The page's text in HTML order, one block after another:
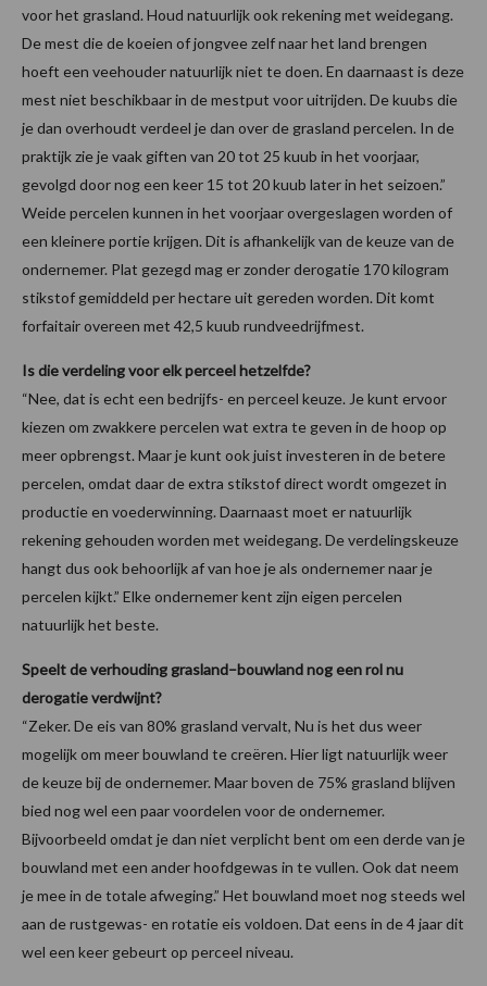
voor het grasland. Houd natuurlijk ook rekening met weidegang.
De mest die de koeien of jongvee zelf naar het land brengen
hoeft een veehouder natuurlijk niet te doen. En daarnaast is deze
mest niet beschikbaar in de mestput voor uitrijden. De kuubs die
je dan overhoudt verdeel je dan over de grasland percelen. In de
praktijk zie je vaak giften van 20 tot 25 kuub in het voorjaar,
gevolgd door nog een keer 15 tot 20 kuub later in het seizoen.”
Weide percelen kunnen in het voorjaar overgeslagen worden of
een kleinere portie krijgen. Dit is afhankelijk van de keuze van de
ondernemer. Plat gezegd mag er zonder derogatie 170 kilogram
stikstof gemiddeld per hectare uit gereden worden. Dit komt
forfaitair overeen met 42,5 kuub rundveedrijfmest.
Is die verdeling voor elk perceel hetzelfde?
“Nee, dat is echt een bedrijfs- en perceel keuze. Je kunt ervoor
kiezen om zwakkere percelen wat extra te geven in de hoop op
meer opbrengst. Maar je kunt ook juist investeren in de betere
percelen, omdat daar de extra stikstof direct wordt omgezet in
productie en voederwinning. Daarnaast moet er natuurlijk
rekening gehouden worden met weidegang. De verdelingskeuze
hangt dus ook behoorlijk af van hoe je als ondernemer naar je
percelen kijkt.” Elke ondernemer kent zijn eigen percelen
natuurlijk het beste.
Speelt de verhouding grasland–bouwland nog een rol nu
derogatie verdwijnt?
“Zeker. De eis van 80% grasland vervalt, Nu is het dus weer
mogelijk om meer bouwland te creëren. Hier ligt natuurlijk weer
de keuze bij de ondernemer. Maar boven de 75% grasland blijven
bied nog wel een paar voordelen voor de ondernemer.
Bijvoorbeeld omdat je dan niet verplicht bent om een derde van je
bouwland met een ander hoofdgewas in te vullen. Ook dat neem
je mee in de totale afweging.” Het bouwland moet nog steeds wel
aan de rustgewas- en rotatie eis voldoen. Dat eens in de 4 jaar dit
wel een keer gebeurt op perceel niveau.